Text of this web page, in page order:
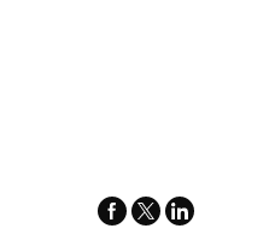
facebook
x-
linkedin